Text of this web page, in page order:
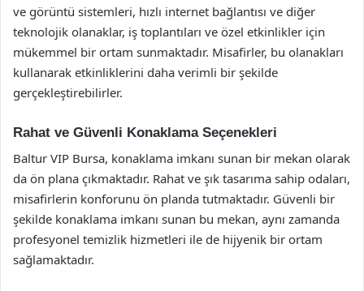
ve görüntü sistemleri, hızlı internet bağlantısı ve diğer
teknolojik olanaklar, iş toplantıları ve özel etkinlikler için
mükemmel bir ortam sunmaktadır. Misafirler, bu olanakları
kullanarak etkinliklerini daha verimli bir şekilde
gerçekleştirebilirler.
Rahat ve Güvenli Konaklama Seçenekleri
Baltur VIP Bursa, konaklama imkanı sunan bir mekan olarak
da ön plana çıkmaktadır. Rahat ve şık tasarıma sahip odaları,
misafirlerin konforunu ön planda tutmaktadır. Güvenli bir
şekilde konaklama imkanı sunan bu mekan, aynı zamanda
profesyonel temizlik hizmetleri ile de hijyenik bir ortam
sağlamaktadır.